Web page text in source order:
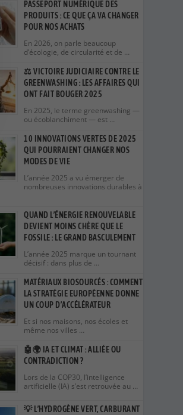
PASSEPORT NUMÉRIQUE DES
PRODUITS : CE QUE ÇA VA CHANGER
POUR NOS ACHATS
En 2026, on parle beaucoup
d’écologie, de circularité et de …
⚖️ VICTOIRE JUDICIAIRE CONTRE LE
GREENWASHING : LES AFFAIRES QUI
ONT FAIT BOUGER 2025
En 2025, le terme greenwashing —
ou écoblanchiment — est …
10 INNOVATIONS VERTES DE 2025
QUI POURRAIENT CHANGER NOS
MODES DE VIE
L’année 2025 a vu émerger de
nombreuses innovations durables à
QUAND L’ÉNERGIE RENOUVELABLE
DEVIENT MOINS CHÈRE QUE LE
FOSSILE : LE GRAND BASCULEMENT
L’année 2025 marque un tournant
décisif : dans plus de …
MATÉRIAUX BIOSOURCÉS : COMMENT
LA STRATÉGIE EUROPÉENNE DONNE
UN COUP D’ACCÉLÉRATEUR
Et si nos maisons, nos écoles et
même nos villes …
🤖🌍 IA ET CLIMAT : ALLIÉE OU
CONTRADICTION ?
Lors de la COP30, l’intelligence
artificielle (IA) s’est retrouvée au …
💡 L’HYDROGÈNE VERT, CARBURANT